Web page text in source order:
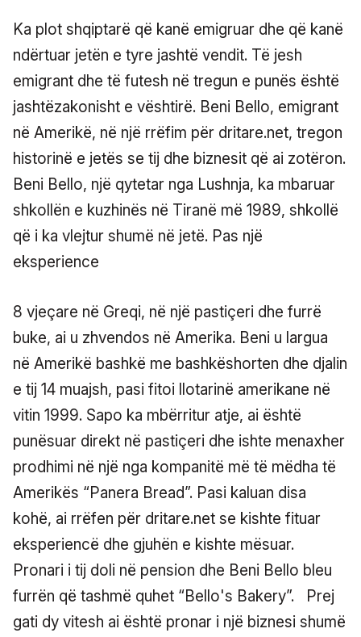
Ka plot shqiptarë që kanë emigruar dhe që kanë
ndërtuar jetën e tyre jashtë vendit. Të jesh
emigrant dhe të futesh në tregun e punës është
jashtëzakonisht e vështirë. Beni Bello, emigrant
në Amerikë, në një rrëfim për dritare.net, tregon
historinë e jetës se tij dhe biznesit që ai zotëron.
Beni Bello, një qytetar nga Lushnja, ka mbaruar
shkollën e kuzhinës në Tiranë më 1989, shkollë
që i ka vlejtur shumë në jetë. Pas një
eksperience
8 vjeçare në Greqi, në një pastiçeri dhe furrë
buke, ai u zhvendos në Amerika. Beni u largua
në Amerikë bashkë me bashkëshorten dhe djalin
e tij 14 muajsh, pasi fitoi llotarinë amerikane në
vitin 1999. Sapo ka mbërritur atje, ai është
punësuar direkt në pastiçeri dhe ishte menaxher
prodhimi në një nga kompanitë më të mëdha të
Amerikës “Panera Bread”. Pasi kaluan disa
kohë, ai rrëfen për dritare.net se kishte fituar
eksperiencë dhe gjuhën e kishte mësuar.
Pronari i tij doli në pension dhe Beni Bello bleu
furrën që tashmë quhet “Bello's Bakery”.
Prej
gati dy vitesh ai është pronar i një biznesi shumë